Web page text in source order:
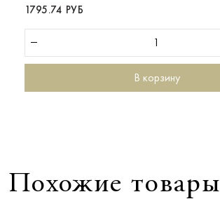
1795.74 РУБ
В корзину
Похожие товары